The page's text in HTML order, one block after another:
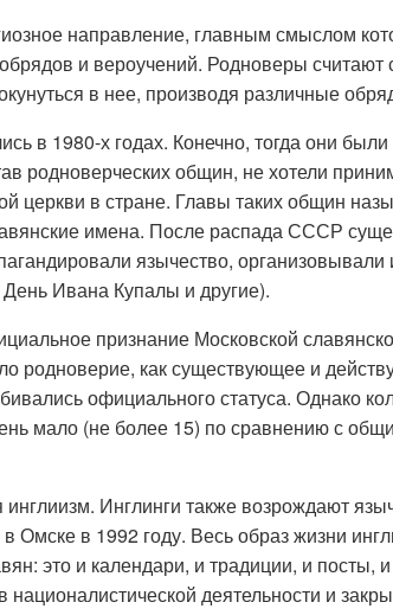
направление, главным смыслом
и вероучений. Родноверы
в нее, производя различные
в 1980-х годах. Конечно, тогда они
родноверческих общин, не хотели
церкви в стране. Главы таких общин
имена. После распада СССР
язычество,
Ивана Купалы и другие).
признание Московской
родноверие, как существующее и
официального статуса. Однако
мало (не более 15) по сравнению с
Инглинги также возрождают
Омске в 1992 году. Весь образ жизни
это и календари, и традиции, и посты,
деятельности и